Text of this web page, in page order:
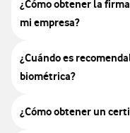
¿Cómo obtener la
mi empresa?
¿Cuándo es
biométrica?
¿Cómo obtener un